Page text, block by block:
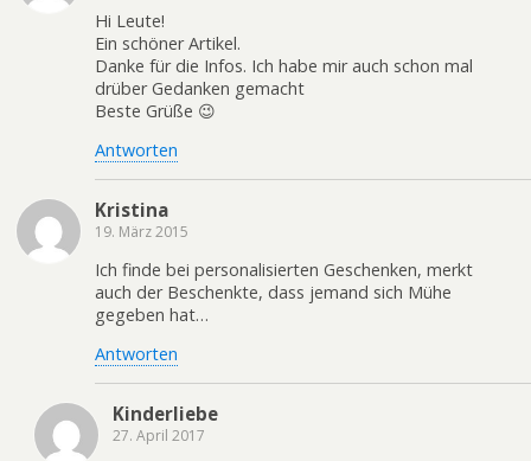
Hi Leute!
Ein schöner Artikel.
Danke für die Infos. Ich habe mir auch schon mal
drüber Gedanken gemacht
Beste Grüße 😉
Antworten
Kristina
19. März 2015
Ich finde bei personalisierten Geschenken, merkt
auch der Beschenkte, dass jemand sich Mühe
gegeben hat…
Antworten
Kinderliebe
27. April 2017